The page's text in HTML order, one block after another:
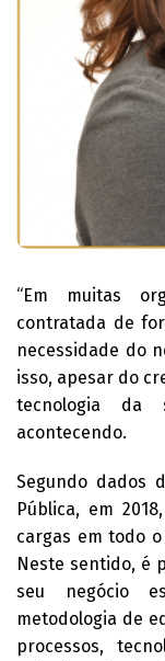
“Em muitas
contratada de
necessidade do
isso, apesar do
tecnologia da
acontecendo.
Segundo dados
Pública, em
cargas em todo
Neste sentido, é
seu negócio
metodologia de
processos,